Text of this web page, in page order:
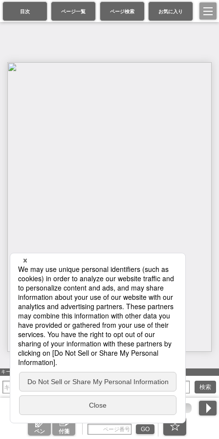
目次 ページ一覧 ページ検索 お気に入り
表紙
キーワード検索
検索
ペン 付箋 GO